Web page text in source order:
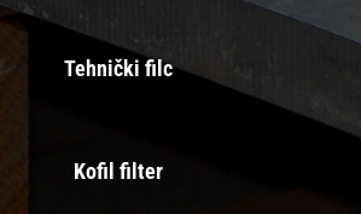
Tehnički filc
Kofil filter